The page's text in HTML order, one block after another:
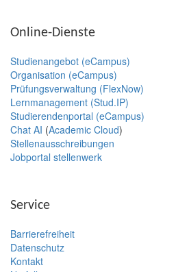
Online-Dienste
Studienangebot (eCampus)
Organisation (eCampus)
Prüfungsverwaltung (FlexNow)
Lernmanagement (Stud.IP)
Studierendenportal (eCampus)
Chat AI (Academic Cloud)
Stellenausschreibungen
Jobportal stellenwerk
Service
Barrierefreiheit
Datenschutz
Kontakt